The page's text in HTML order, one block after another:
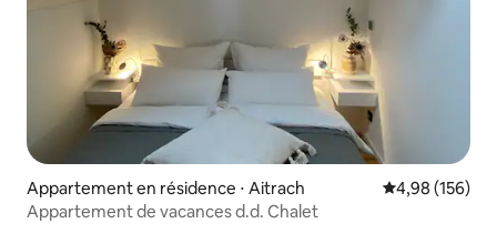
Appartement en résidence ⋅ Aitrach Évaluation
4,98 (156)
Appartement de vacances d.d. Chalet